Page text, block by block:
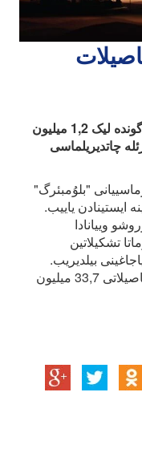
اوپئک اؤلکه لری نِفت حاصیلاتی نین گونده لیک 1,2 میلیون
میلیون باررئله چاتدیریلماسی
"بلوُمبئرگ"
ایستینادن یاییب.
وییانادا
تشکیلاتین
بیلدیریب.
اوُپئکین ایندییه قدر سوتکالیق نِفت حاصیلاتی 33,7 میلیون